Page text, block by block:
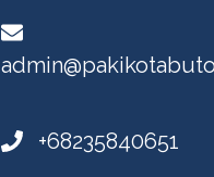
+68235840651